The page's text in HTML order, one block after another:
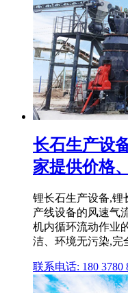
长石生产设
家提供价格
锂长石生产设备,锂
产线设备的风速气
机内循环流动作业
洁、环境无污染,完
联系电话: 180 3780